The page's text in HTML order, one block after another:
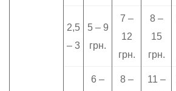
2,5
– 3
5 – 9
грн.
7 –
12
грн.
8 –
15
грн.
6 –
8 –
11 –